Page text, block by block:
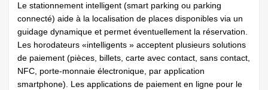
Le stationnement intelligent (smart parking ou parking
connecté) aide à la localisation de places disponibles via un
guidage dynamique et permet éventuellement la réservation.
Les horodateurs «intelligents » acceptent plusieurs solutions
de paiement (pièces, billets, carte avec contact, sans contact,
NFC, porte-monnaie électronique, par application
smartphone). Les applications de paiement en ligne pour le